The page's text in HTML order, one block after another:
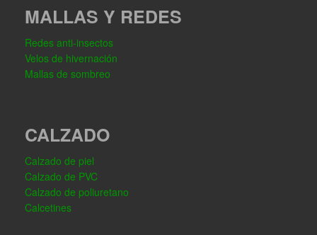
MALLAS Y REDES
Redes anti-insectos
Velos de hivernación
Mallas de sombreo
CALZADO
Calzado de piel
Calzado de PVC
Calzado de poliuretano
Calcetines